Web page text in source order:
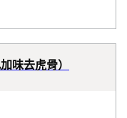
味去虎骨）